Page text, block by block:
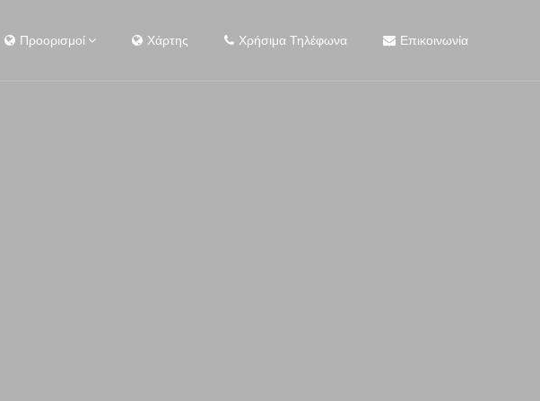
Προορισμοί Χάρτης Χρήσιμα Τηλέφωνα Επικοινωνία